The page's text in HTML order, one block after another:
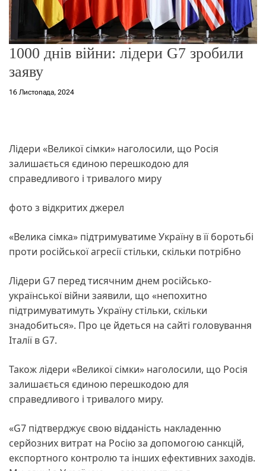
1000 днів війни: лідери G7 зробили
заяву
16 Листопада, 2024
Лідери «Великої сімки» наголосили, що Росія
залишається єдиною перешкодою для
справедливого і тривалого миру
фото з відкритих джерел
«Велика сімка» підтримуватиме Україну в її боротьбі
проти російської агресії стільки, скільки потрібно
Лідери G7 перед тисячним днем російсько-
української війни заявили, що «непохитно
підтримуватимуть Україну стільки, скільки
знадобиться». Про це йдеться на сайті головування
Італії в G7.
Також лідери «Великої сімки» наголосили, що Росія
залишається єдиною перешкодою для
справедливого і тривалого миру.
«G7 підтверджує свою відданість накладенню
серйозних витрат на Росію за допомогою санкцій,
експортного контролю та інших ефективних заходів.